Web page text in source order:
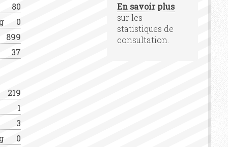
80
0
899
37
219
1
3
0
En savoir plus
sur les
statistiques de
consultation.